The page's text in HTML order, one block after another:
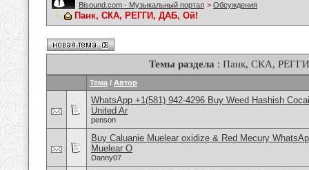
Bisound.com - Музыкальный портал > Обсуждения
Панк, СКА, РЕГГИ, ДАБ, Ой!
Темы раздела : Панк, СКА,
Тема / Автор
WhatsApp +1(581) 942-4296 Buy Weed Hashish
United Ar
penson
Buy Caluanie Muelear oxidize & Red Mecury
Muelear O
Danny07